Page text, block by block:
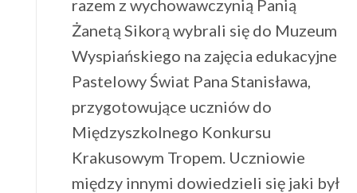
razem z wychowawczynią Panią
Żanetą Sikorą wybrali się do Muzeum
Wyspiańskiego na zajęcia edukacyjne
Pastelowy Świat Pana Stanisława,
przygotowujące uczniów do
Międzyszkolnego Konkursu
Krakusowym Tropem. Uczniowie
między innymi dowiedzieli się jaki był